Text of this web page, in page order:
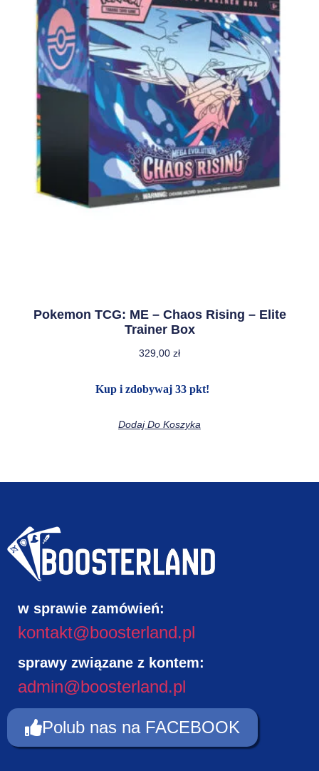
Pokemon TCG: ME – Chaos Rising – Elite
Trainer Box
329,00 zł
Kup i zdobywaj 33 pkt!
Dodaj Do Koszyka
w sprawie zamówień:
kontakt@boosterland.pl
sprawy związane z kontem:
admin@boosterland.pl
Polub nas na FACEBOOK